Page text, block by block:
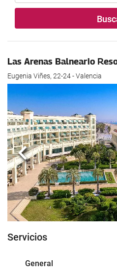
Las Arenas Balneario
Eugenia Viñes, 22-24 - Valencia
Anterior
Servicios
General